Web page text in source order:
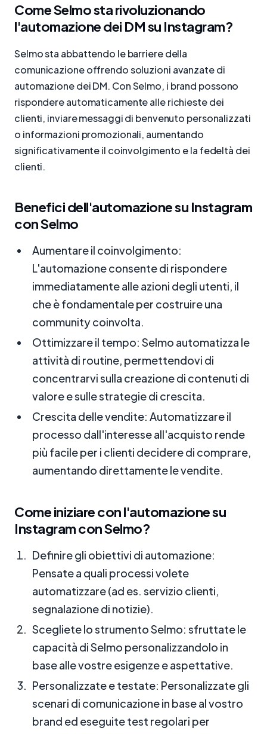
Come Selmo sta rivoluzionando
l'automazione dei DM su Instagram?
Selmo sta abbattendo le barriere della
comunicazione offrendo soluzioni avanzate di
automazione dei DM. Con Selmo, i brand possono
rispondere automaticamente alle richieste dei
clienti, inviare messaggi di benvenuto personalizzati
o informazioni promozionali, aumentando
significativamente il coinvolgimento e la fedeltà dei
clienti.
Benefici dell'automazione su Instagram
con Selmo
Aumentare il coinvolgimento:
L'automazione consente di rispondere
immediatamente alle azioni degli utenti, il
che è fondamentale per costruire una
community coinvolta.
Ottimizzare il tempo: Selmo automatizza le
attività di routine, permettendovi di
concentrarvi sulla creazione di contenuti di
valore e sulle strategie di crescita.
Crescita delle vendite: Automatizzare il
processo dall'interesse all'acquisto rende
più facile per i clienti decidere di comprare,
aumentando direttamente le vendite.
Come iniziare con l'automazione su
Instagram con Selmo?
Definire gli obiettivi di automazione:
Pensate a quali processi volete
automatizzare (ad es. servizio clienti,
segnalazione di notizie).
Scegliete lo strumento Selmo: sfruttate le
capacità di Selmo personalizzandolo in
base alle vostre esigenze e aspettative.
Personalizzate e testate: Personalizzate gli
scenari di comunicazione in base al vostro
brand ed eseguite test regolari per